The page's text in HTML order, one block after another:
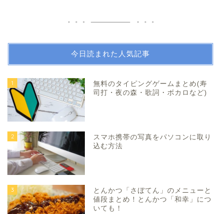
今日読まれた人気記事
1
無料のタイピングゲームまとめ(寿
司打・夜の森・歌詞・ボカロなど)
2
スマホ携帯の写真をパソコンに取り
込む方法
3
とんかつ「さぼてん」のメニューと
値段まとめ！とんかつ「和幸」につ
いても！